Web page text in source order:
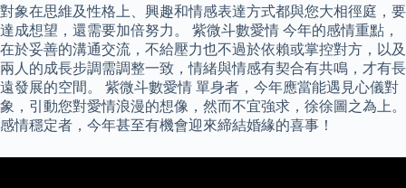
對象在思維及性格上、興趣和情感表達方式都與您大相徑庭，要
達成想望，還需要加倍努力。 紫微斗數愛情 今年的感情重點，
在於妥善的溝通交流，不給壓力也不過於依賴或掌控對方，以及
兩人的成長步調需調整一致，情緒與情感有契合有共鳴，才有長
遠發展的空間。 紫微斗數愛情 單身者，今年應當能遇見心儀對
象，引動您對愛情浪漫的想像，然而不宜強求，徐徐圖之為上。
感情穩定者，今年甚至有機會迎來締結婚緣的喜事！